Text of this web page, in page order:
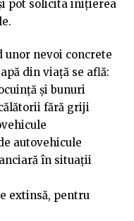
pot solicita inițierea
unor nevoi concrete
din viață se află:
și bunuri
fără griji
autovehicule
în situații
extinsă, pentru